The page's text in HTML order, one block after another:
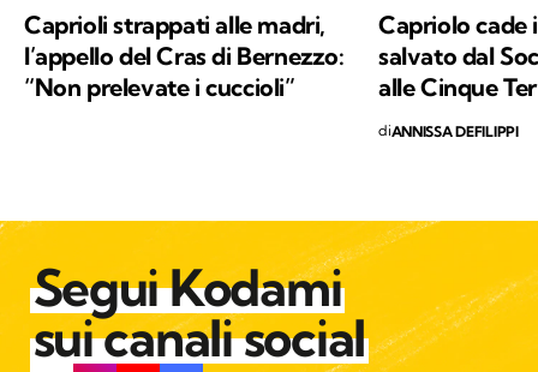
giorno: la conservazione della natura e la
salvaguardia del nostro Pianeta e di chiunque
vi abiti.
Caprioli strappati alle madri,
l’appello del Cras di Bernezzo:
“Non prelevate i cuccioli”
Capriolo cade
salvato dal
alle Cinque
diANNISSA DEFILIPPI
Segui Kodami
sui canali social